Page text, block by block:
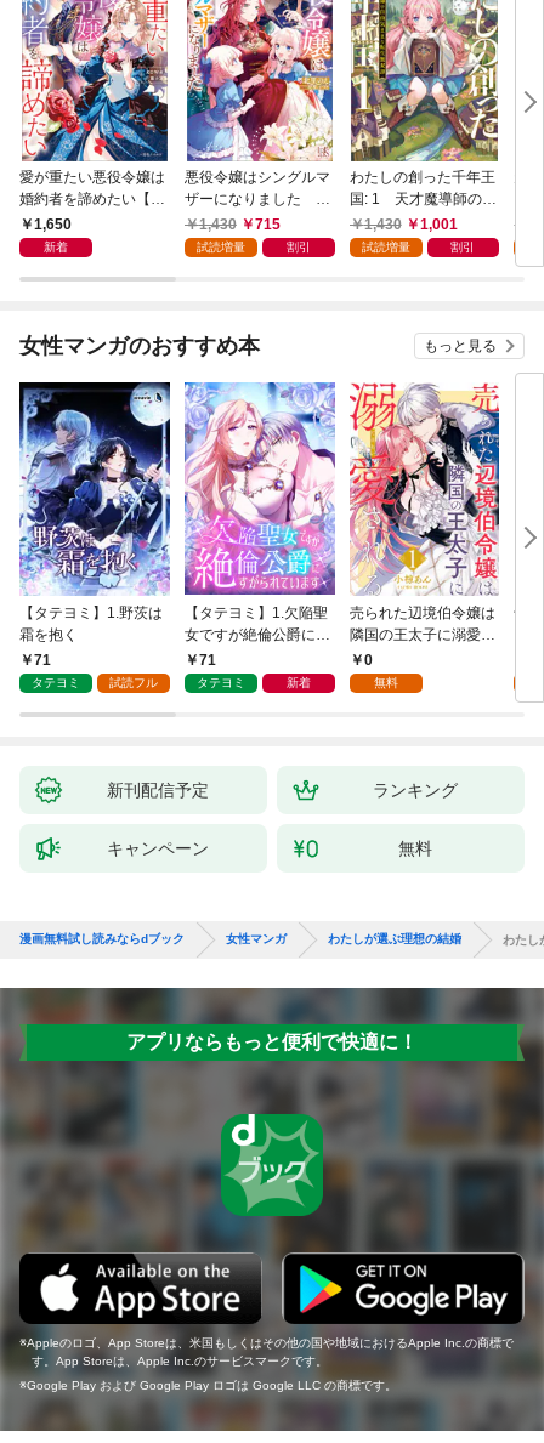
愛が重たい悪役令嬢は
婚約者を諦めたい【特
典SS付】
1,650
新着
悪役令嬢はシングルマ
ザーになりました 双
子を引き取りましたが
公爵様からの溺愛は想
1,430 715
試読増量 割引
わたしの創った千年王
国: 1 天才魔導師の自
由気ままな転生無双譚
【特典SS付】
1,430 1,001
試読増量 割引
女性マンガのおすすめ本 もっと見る
【タテヨミ】1.野茨は
霜を抱く
71
タテヨミ 試読フル
【タテヨミ】1.欠陥聖
女ですが絶倫公爵にす
がられています
71
タテヨミ 新着
売られた辺境伯令嬢は
隣国の王太子に溺愛さ
れる 1
0
無料
千
家
新刊配信予定 ランキング
キャンペーン 無料
漫画無料試し読みならdブック 女性マンガ わたしが選ぶ理想の結婚 わたし
アプリならもっと便利で快適に！
Appleのロゴ、App Storeは、米国もしくはその他の国や地域におけるApple Inc.の商標で
す。App Storeは、Apple Inc.のサービスマークです。
Google Play および Google Play ロゴは Google LLC の商標です。